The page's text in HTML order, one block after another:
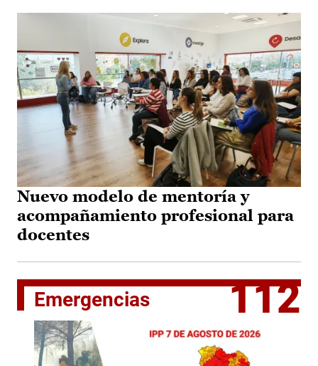
Nuevo modelo de mentoría y
acompañamiento profesional para
docentes
Emergencias 112